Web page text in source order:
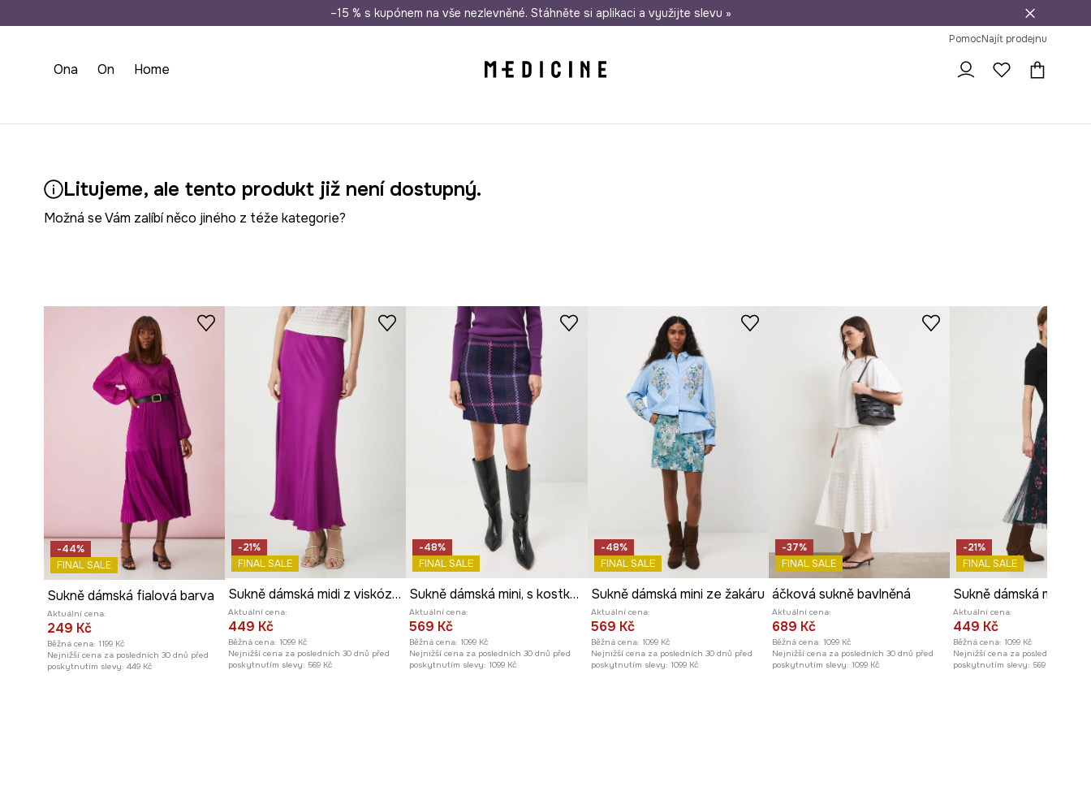
Doprava zdarma při nákupu nad 1 200 Kč Odeslání i do 24 hodin 30 dní na vrácení zboží
–15 % s kupónem na vše nezlevněné. Stáhněte si aplikaci a využijte slevu »
PomocNajít prodejnu
Ona On Home
Litujeme, ale tento produkt již není dostupný.
Možná se Vám zalíbí něco jiného z téže kategorie?
-44%
FINAL SALE
Sukně dámská fialová barva
Aktuální cena:
249 Kč
Běžná cena: 1199 Kč
Nejnižší cena za posledních 30 dnů před
poskytnutím slevy: 449 Kč
-21%
FINAL SALE
Sukně dámská midi z viskózy hladký povrch
Aktuální cena:
449 Kč
Běžná cena: 1099 Kč
Nejnižší cena za posledních 30 dnů před
poskytnutím slevy: 569 Kč
-48%
FINAL SALE
Sukně dámská mini, s kostkovaným vzorem
Aktuální cena:
569 Kč
Běžná cena: 1099 Kč
Nejnižší cena za posledních 30 dnů před
poskytnutím slevy: 1099 Kč
-48%
FINAL SALE
Sukně dámská mini ze žakáru
Aktuální cena:
569 Kč
Běžná cena: 1099 Kč
Nejnižší cena za posledních 30 dnů před
poskytnutím slevy: 1099 Kč
-37%
FINAL SALE
áčková sukně bavlněná
Aktuální cena:
689 Kč
Běžná cena: 1099 Kč
Nejnižší cena za posledních 30 dnů před
poskytnutím slevy: 1099 Kč
-21%
FINAL SALE
Aktuální cena:
449 Kč
Běžná cena: 1099 Kč
Nejnižší cena za posledních 30
poskytnutím slevy: 569 Kč